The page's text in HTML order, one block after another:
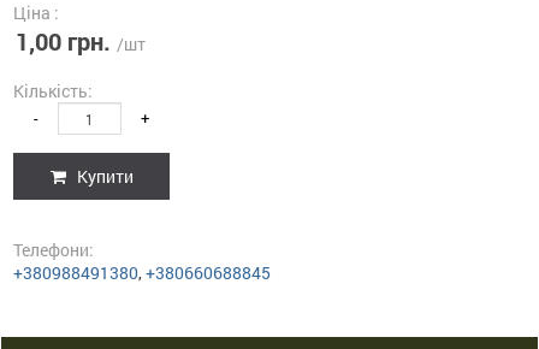
Ціна :
1,00 грн. /шт
Кількість:
- +
Купити
Телефони:
+380988491380,+380660688845